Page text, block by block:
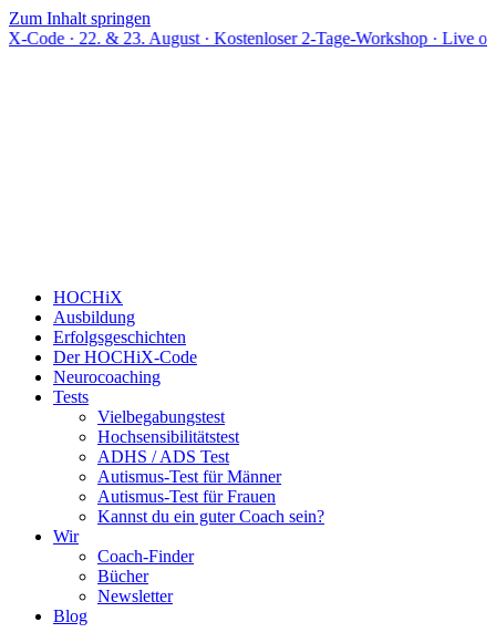
Zum Inhalt springen
& 23. August · Kostenloser 2-Tage-Workshop · Live online
HOCHiX
Ausbildung
Erfolgsgeschichten
Der HOCHiX-Code
Neurocoaching
Tests
Vielbegabungstest
Hochsensibilitätstest
ADHS / ADS Test
Autismus-Test für Männer
Autismus-Test für Frauen
Kannst du ein guter Coach sein?
Wir
Coach-Finder
Bücher
Newsletter
Blog